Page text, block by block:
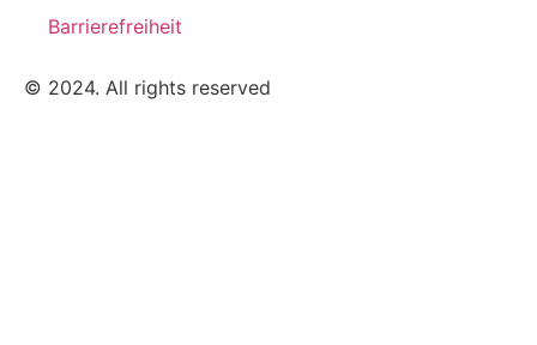
Barrierefreiheit
© 2024. All rights reserved